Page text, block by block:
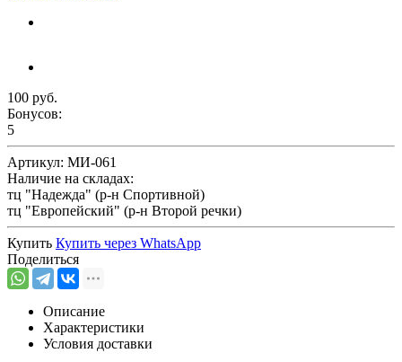
100 руб.
Бонусов:
5
Артикул: МИ-061
Наличие на складах:
тц "Надежда" (р-н Спортивной)
тц "Европейский" (р-н Второй речки)
Купить Купить через WhatsApp
Поделиться
Описание
Характеристики
Условия доставки